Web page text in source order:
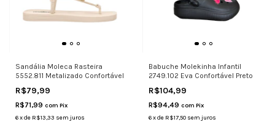
Sandália Moleca Rasteira
5552.811 Metalizado Confortável
R$79,99
R$71,99 com Pix
6xde R$13,33 sem juros
Babuche Molekinha Infantil
2749.102 Eva Confortável Preto
R$104,99
R$94,49 com Pix
6 xde R$17,50 sem juros